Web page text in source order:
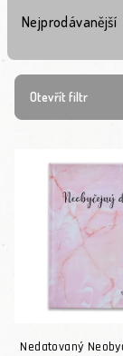
Nejprodávanější
Otevřít filtr
Nedatovaný